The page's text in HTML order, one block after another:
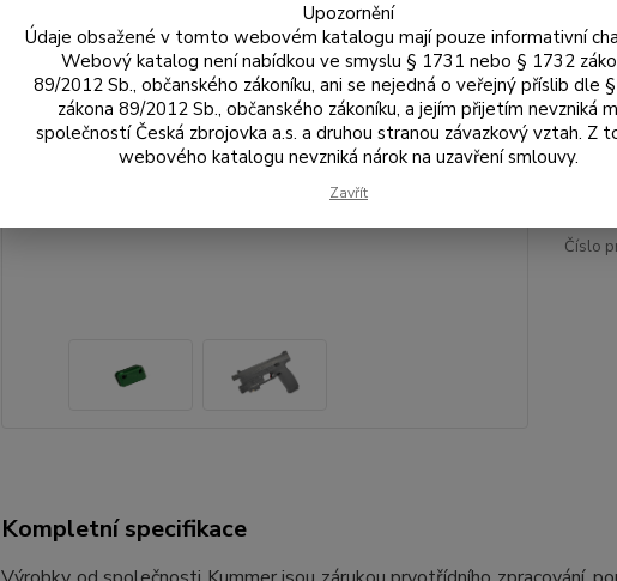
Číslo
Kompletní specifikace
Upozornění
Údaje obsažené v tomto webovém katalogu mají pouze informativní
Webový katalog není nabídkou ve smyslu § 1731 nebo § 1732
89/2012 Sb., občanského zákoníku, ani se nejedná o veřejný příslib dle
zákona 89/2012 Sb., občanského zákoníku, a jejím přijetím nevzniká
společností Česká zbrojovka a.s. a druhou stranou závazkový vztah. Z
webového katalogu nevzniká nárok na uzavření smlouvy.
Zavřít